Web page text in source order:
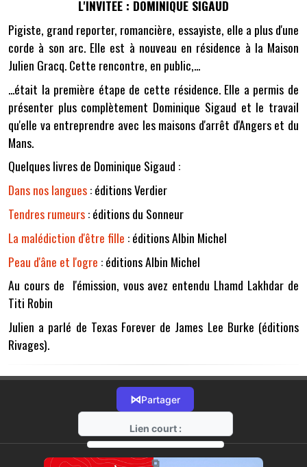
L'INVITEE : DOMINIQUE SIGAUD
Pigiste, grand reporter, romancière, essayiste, elle a plus d'une
corde à son arc. Elle est à nouveau en résidence à la Maison
Julien Gracq. Cette rencontre, en public,...
...était la première étape de cette résidence. Elle a permis de
présenter plus complètement Dominique Sigaud et le travail
qu'elle va entreprendre avec les maisons d'arrêt d'Angers et du
Mans.
Quelques livres de Dominique Sigaud :
Dans nos langues: éditions Verdier
Tendres rumeurs: éditions du Sonneur
La malédiction d'être fille : éditions Albin Michel
Peau d'âne et l'ogre : éditions Albin Michel
Au cours de l'émission, vous avez entendu Lhamd Lakhdar de
Titi Robin
Julien a parlé de Texas Forever de James Lee Burke (éditions
Rivages).
⋈Partager
Lien court :
https://radio-g.fr?13565
⧉